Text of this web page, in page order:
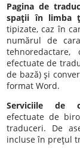
Pagina de
spaţii în limba
tipizate, caz în
numărul de
efectuate de
de bază) şi
format Word.
Serviciile de
efectuate de
traduceri. De
incluse în preţul